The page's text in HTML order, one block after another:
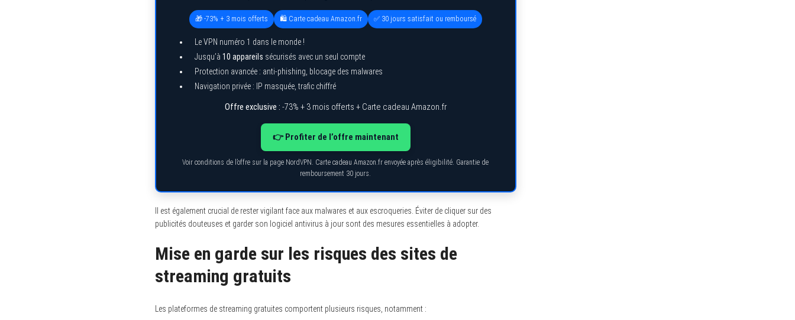
🎁 -73% + 3 mois offerts 🛍️ Carte cadeau Amazon.fr ✅ 30 jours satisfait ou remboursé
Le VPN numéro 1 dans le monde !
Jusqu’à 10 appareils sécurisés avec un seul compte
Protection avancée : anti-phishing, blocage des malwares
Navigation privée : IP masquée, trafic chiffré
Offre exclusive : -73% + 3 mois offerts + Carte cadeau Amazon.fr
👉 Profiter de l’offre maintenant
Voir conditions de l’offre sur la page NordVPN. Carte cadeau Amazon.fr envoyée après éligibilité. Garantie de
remboursement 30 jours.
Il est également crucial de rester vigilant face aux malwares et aux escroqueries. Éviter de cliquer sur des
publicités douteuses et garder son logiciel antivirus à jour sont des mesures essentielles à adopter.
Mise en garde sur les risques des sites de
streaming gratuits
Les plateformes de streaming gratuites comportent plusieurs risques, notamment :